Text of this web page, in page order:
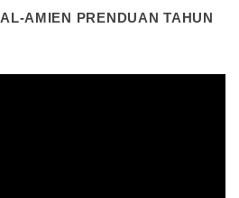
AMIEN PRENDUAN TAHUN